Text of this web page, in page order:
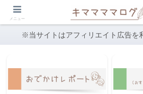
※当サイトはアフィリエイト広告を
メニュー